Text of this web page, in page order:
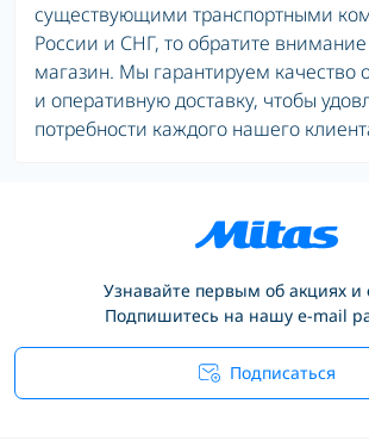
существующими транспортными
России и СНГ, то обратите
магазин. Мы гарантируем качество
и оперативную доставку, чтобы
потребности каждого нашего
Узнавайте первым об акциях и
Подпишитесь на нашу e-mail
Подписаться